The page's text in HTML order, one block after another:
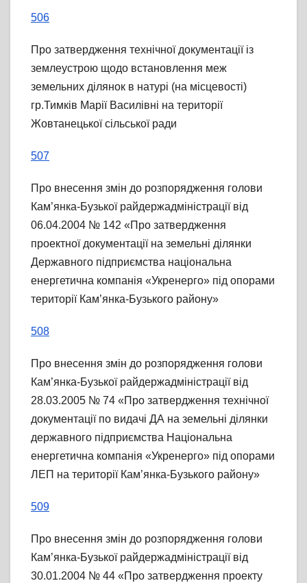
506
Про затвердження технічної документації із
землеустрою щодо встановлення меж
земельних ділянок в натурі (на місцевості)
гр.Тимків Марії Василівні на території
Жовтанецької сільської ради
507
Про внесення змін до розпорядження голови
Кам’янка-Бузької райдержадміністрації від
06.04.2004 № 142 «Про затвердження
проектної документації на земельні ділянки
Державного підприємства національна
енергетична компанія «Укренерго» під опорами
території Кам’янка-Бузького району»
508
Про внесення змін до розпорядження голови
Кам’янка-Бузької райдержадміністрації від
28.03.2005 № 74 «Про затвердження технічної
документації по видачі ДА на земельні ділянки
державного підприємства Національна
енергетична компанія «Укренерго» під опорами
ЛЕП на території Кам’янка-Бузького району»
509
Про внесення змін до розпорядження голови
Кам’янка-Бузької райдержадміністрації від
30.01.2004 № 44 «Про затвердження проекту